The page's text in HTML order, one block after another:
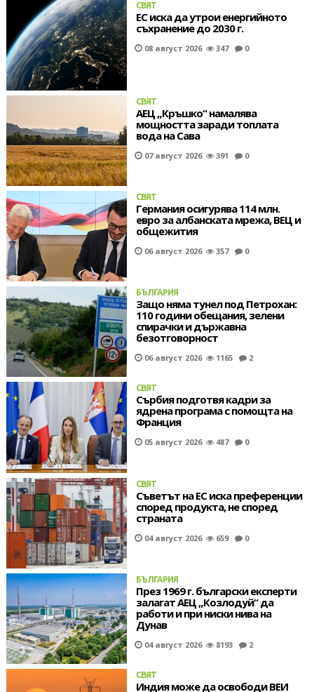
СВЯТ
ЕС иска да утрои енергийното
съхранение до 2030 г.
08 август 2026 347 0
СВЯТ
АЕЦ „Кръшко“ намалява
мощността заради топлата
вода на Сава
07 август 2026 391 0
СВЯТ
Германия осигурява 114 млн.
евро за албанската мрежа, ВЕЦ и
общежития
06 август 2026 357 0
БЪЛГАРИЯ
Защо няма тунел под Петрохан:
110 години обещания, зелени
спирачки и държавна
безотговорност
06 август 2026 1165 2
СВЯТ
Сърбия подготвя кадри за
ядрена програма с помощта на
Франция
05 август 2026 487 0
СВЯТ
Съветът на ЕС иска преференции
според продукта, не според
страната
04 август 2026 659 0
БЪЛГАРИЯ
През 1969 г. български експерти
залагат АЕЦ „Козлодуй“ да
работи и при ниски нива на
Дунав
04 август 2026 8193 2
СВЯТ
Индия може да освободи ВЕИ